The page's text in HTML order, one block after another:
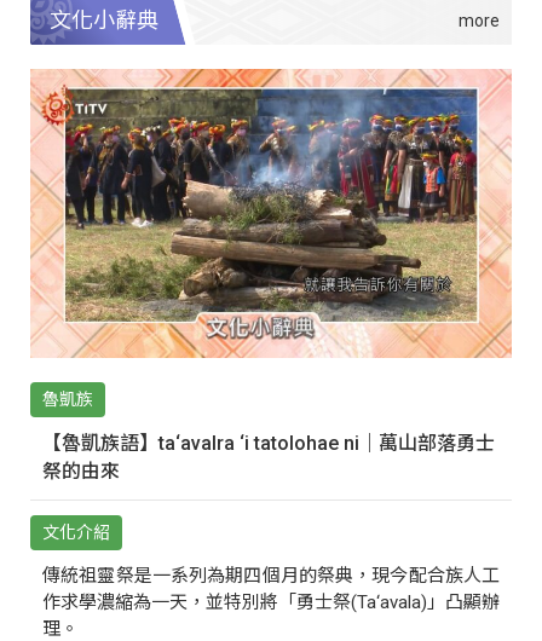
文化小辭典
魯凱族
【魯凱族語】ta‘avalra ‘i tatolohae ni｜萬山部落勇士
祭的由來
文化介紹
傳統祖靈祭是一系列為期四個月的祭典，現今配合族人工
作求學濃縮為一天，並特別將「勇士祭(Ta‘avala)」凸顯辦
理。